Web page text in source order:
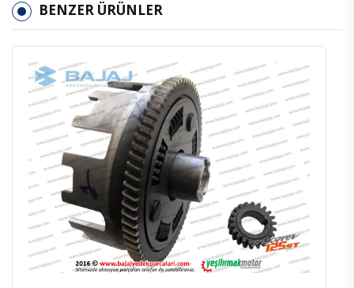
BENZER ÜRÜNLER
İncele Favoriler